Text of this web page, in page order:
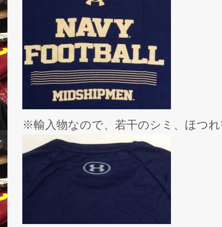
※輸入物なので、若干のシミ、ほつ